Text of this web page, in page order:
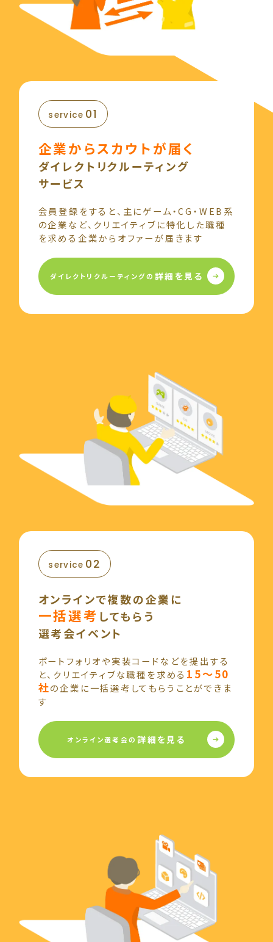
service01
企業からスカウトが届く
ダイレクトリクルーティング
サービス
会員登録をすると、 主にゲーム・CG・WEB系
の企業など、 クリエイティブに特化した職種
を求める企業から オファーが届きます
ダイレクトリクルーティングの 詳細を見る
service02
オンラインで複数の企業に
一括選考 してもらう
選考会イベント
ポートフォリオや実装コードなどを提出する
と、 クリエイティブな職種を求める 15～50
社の企業に一括選考してもらうことができま
す
オンライン選考会の 詳細を見る